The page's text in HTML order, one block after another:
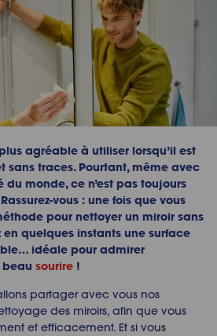
agréable à utiliser lorsqu’il est
sans traces. Pourtant, même avec
monde, ce n’est pas toujours
vous : une fois que vous
pour nettoyer un miroir sans
quelques instants une surface
idéale pour admirer
sourire !
partager avec vous nos
des miroirs, afin que vous
et efficacement. Et si vous